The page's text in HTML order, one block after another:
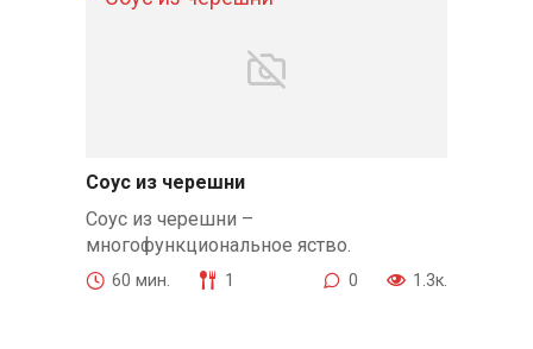
Соус из черешни
Соус из черешни –
многофункциональное яство.
60 мин. 1 0 1.3к.